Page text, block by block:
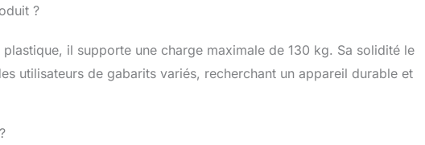
?
il supporte une charge maximale de 130 kg. Sa solidité le
utilisateurs de gabarits variés, recherchant un appareil durable et